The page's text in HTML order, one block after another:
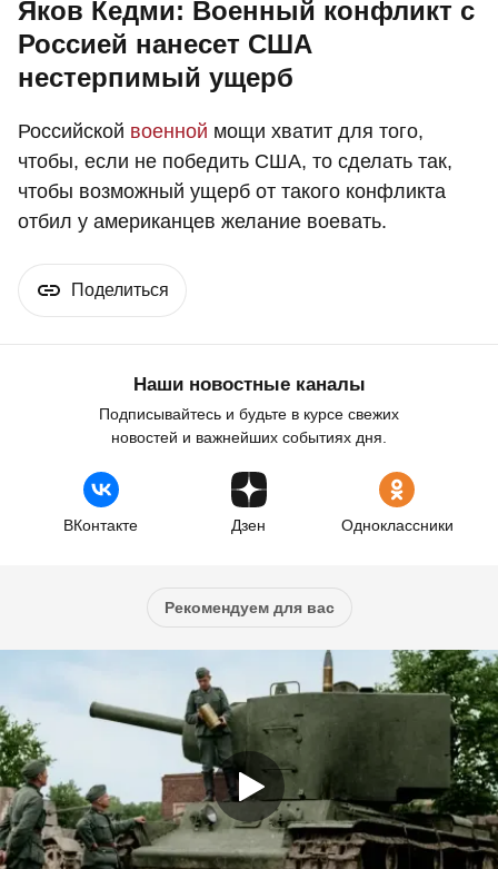
Яков Кедми: Военный конфликт с
Россией нанесет США
нестерпимый ущерб
Российской военной мощи хватит для того,
чтобы, если не победить США, то сделать так,
чтобы возможный ущерб от такого конфликта
отбил у американцев желание воевать.
Поделиться
Наши новостные каналы
Подписывайтесь и будьте в курсе свежих
новостей и важнейших событиях дня.
ВКонтакте Дзен Одноклассники
Рекомендуем для вас